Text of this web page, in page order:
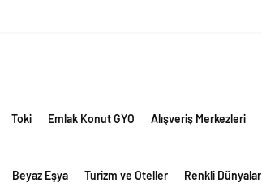
Toki Emlak Konut GYO Alışveriş Merkezleri
Beyaz Eşya Turizm ve Oteller Renkli Dünyalar